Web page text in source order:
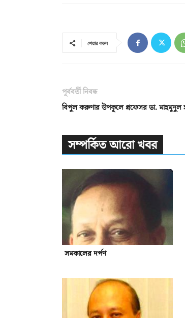
শেয়ার করুন
পূর্ববর্তী নিবন্ধ
বিপুল করুণার উপকূলে প্রফেসর ডা. মাহমুদুল
সম্পর্কিত আরো খবর
সমকালের দর্পণ